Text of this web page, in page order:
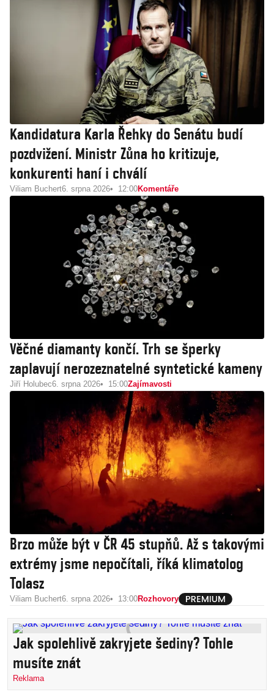
Kandidatura Karla Řehky do Senátu budí
pozdvižení. Ministr Zůna ho kritizuje,
konkurenti haní i chválí
Viliam Buchert6. srpna 2026 12:00Komentáře
Věčné diamanty končí. Trh se šperky
zaplavují nerozeznatelné syntetické kameny
Jiří Holubec6. srpna 2026 15:00Zajímavosti
Brzo může být v ČR 45 stupňů. Až s takovými
extrémy jsme nepočítali, říká klimatolog
Tolasz
Viliam Buchert6. srpna 2026 13:00Rozhovory
Jak spolehlivě zakryjete šediny? Tohle
musíte znát
Reklama